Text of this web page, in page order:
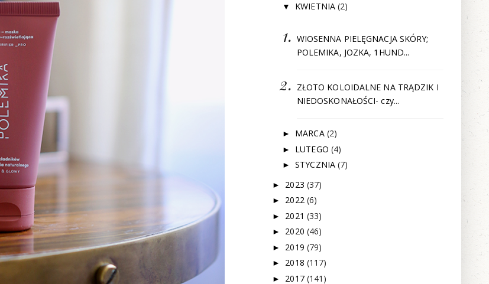
▼ KWIETNIA(2)
WIOSENNA PIELĘGNACJA SKÓRY;
POLEMIKA, JOZKA, 1HUND...
ZŁOTO KOLOIDALNE NA TRĄDZIK I
NIEDOSKONAŁOŚCI- czy...
► MARCA (2)
► LUTEGO (4)
►STYCZNIA(7)
► 2023 (37)
► 2022 (6)
► 2021 (33)
► 2020 (46)
► 2019 (79)
► 2018 (117)
► 2017 (141)